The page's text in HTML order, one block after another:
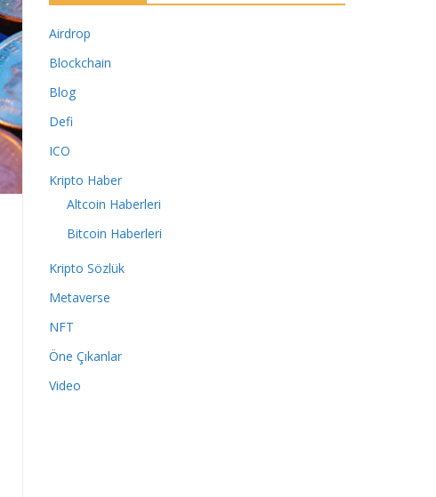
Airdrop
Blockchain
Blog
Defi
ICO
Kripto Haber
Altcoin Haberleri
Bitcoin Haberleri
Kripto Sözlük
Metaverse
NFT
Öne Çıkanlar
Video